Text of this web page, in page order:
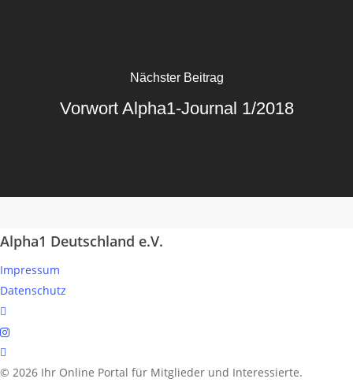
Nächster Beitrag
Vorwort Alpha1-Journal 1/2018
Alpha1 Deutschland e.V.
Impressum
Datenschutz
linkedin
instagram
spotify
© 2026 Ihr Online Portal für Mitglieder und Interessierte.